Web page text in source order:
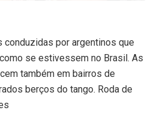
conduzidas por argentinos que
se estivessem no Brasil. As
também em bairros de
berços do tango. Roda de